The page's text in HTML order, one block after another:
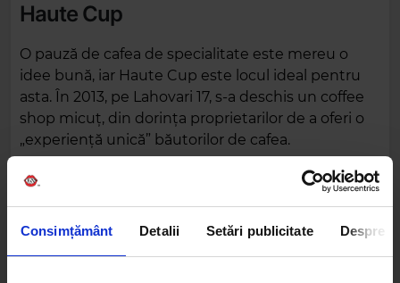
Consimțământ Detalii Setări publicitate Despre
Haute Cup
O pauză de cafea de specialitate este mereu o
idee bună, iar Haute Cup este locul ideal pentru
asta. În 2013, pe Lahovari 17, s-a deschis un coffee
shop micuț, din dorința proprietarilor de a oferi o
„experiență unică” băutorilor de cafea.